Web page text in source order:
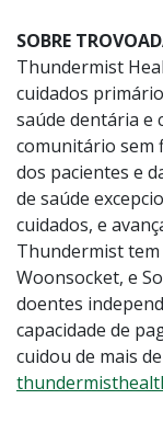
SOBRE
Thundermist
cuidados
saúde dentária e
comunitário sem
dos pacientes e
de saúde
cuidados, e
Thundermist tem
Woonsocket, e
doentes
capacidade de
cuidou de mais